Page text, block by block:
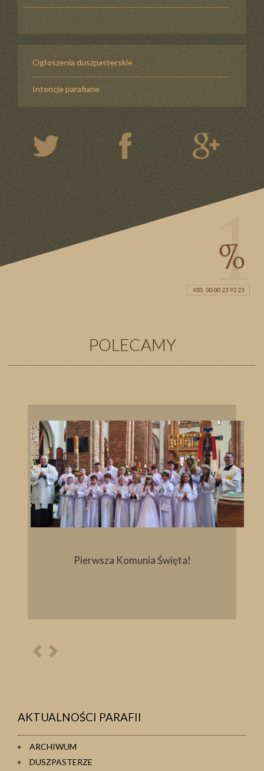
Ogłoszenia duszpasterskie
Intencje parafiane
POLECAMY
Poprzednia
Pierwsza Komunia Święta!
AKTUALNOŚCI PARAFII
ARCHIWUM
DUSZPASTERZE